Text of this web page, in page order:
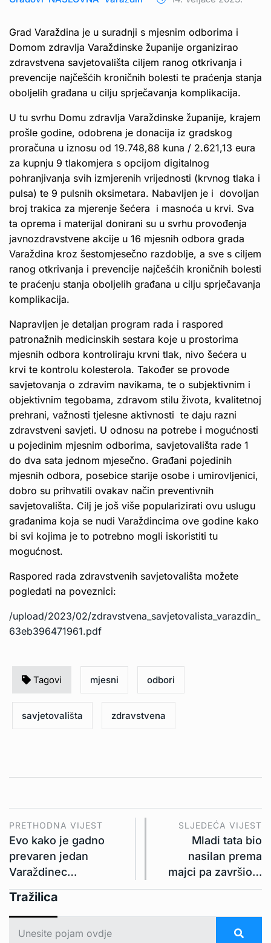
Grad Varaždina je u suradnji s mjesnim odborima i
Domom zdravlja Varaždinske županije organizirao
zdravstvena savjetovališta ciljem ranog otkrivanja i
prevencije najčešćih kroničnih bolesti te praćenja stanja
oboljelih građana u cilju sprječavanja komplikacija.
U tu svrhu Domu zdravlja Varaždinske županije, krajem
prošle godine, odobrena je donacija iz gradskog
proračuna u iznosu od 19.748,88 kuna / 2.621,13 eura
za kupnju 9 tlakomjera s opcijom digitalnog
pohranjivanja svih izmjerenih vrijednosti (krvnog tlaka i
pulsa) te 9 pulsnih oksimetara. Nabavljen je i dovoljan
broj trakica za mjerenje šećera i masnoća u krvi. Sva
ta oprema i materijal donirani su u svrhu provođenja
javnozdravstvene akcije u 16 mjesnih odbora grada
Varaždina kroz šestomjesečno razdoblje, a sve s ciljem
ranog otkrivanja i prevencije najčešćih kroničnih bolesti
te praćenju stanja oboljelih građana u cilju sprječavanja
komplikacija.
Napravljen je detaljan program rada i raspored
patronažnih medicinskih sestara koje u prostorima
mjesnih odbora kontroliraju krvni tlak, nivo šećera u
krvi te kontrolu kolesterola. Također se provode
savjetovanja o zdravim navikama, te o subjektivnim i
objektivnim tegobama, zdravom stilu života, kvalitetnoj
prehrani, važnosti tjelesne aktivnosti te daju razni
zdravstveni savjeti. U odnosu na potrebe i mogućnosti
u pojedinim mjesnim odborima, savjetovališta rade 1
do dva sata jednom mjesečno. Građani pojedinih
mjesnih odbora, posebice starije osobe i umirovljenici,
dobro su prihvatili ovakav način preventivnih
savjetovališta. Cilj je još više popularizirati ovu uslugu
građanima koja se nudi Varaždincima ove godine kako
bi svi kojima je to potrebno mogli iskoristiti tu
mogućnost.
Raspored rada zdravstvenih savjetovališta možete
pogledati na poveznici:
/upload/2023/02/zdravstvena_savjetovalista_varazdin_
63eb396471961.pdf
Tagovi mjesni odbori
savjetovališta zdravstvena
PRETHODNA VIJEST
Evo kako je gadno
prevaren jedan
Varaždinec…
SLJEDEĆA VIJEST
Mladi tata bio
nasilan prema
majci pa završio…
Tražilica